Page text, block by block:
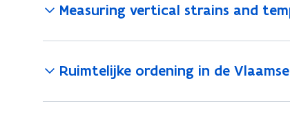
Measuring vertical strains and
Ruimtelijke ordening in de